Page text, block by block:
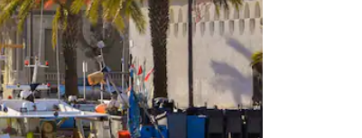
kwa kugusa au kutelezesha kidole kwenye ishara.